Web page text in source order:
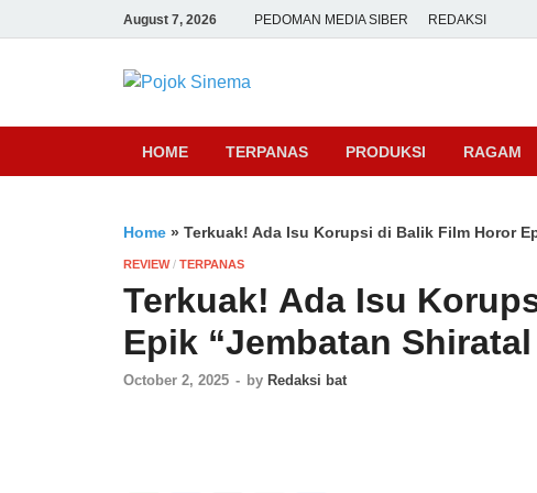
August 7, 2026 PEDOMAN MEDIA SIBER REDAKSI
Pojok Sinema
HOME TERPANAS PRODUKSI RAGAM
Home » Terkuak! Ada Isu Korupsi di Balik Film Horor
REVIEW/ TERPANAS
Terkuak! Ada Isu
Epik “Jembatan
October 2, 2025 - by Redaksi bat